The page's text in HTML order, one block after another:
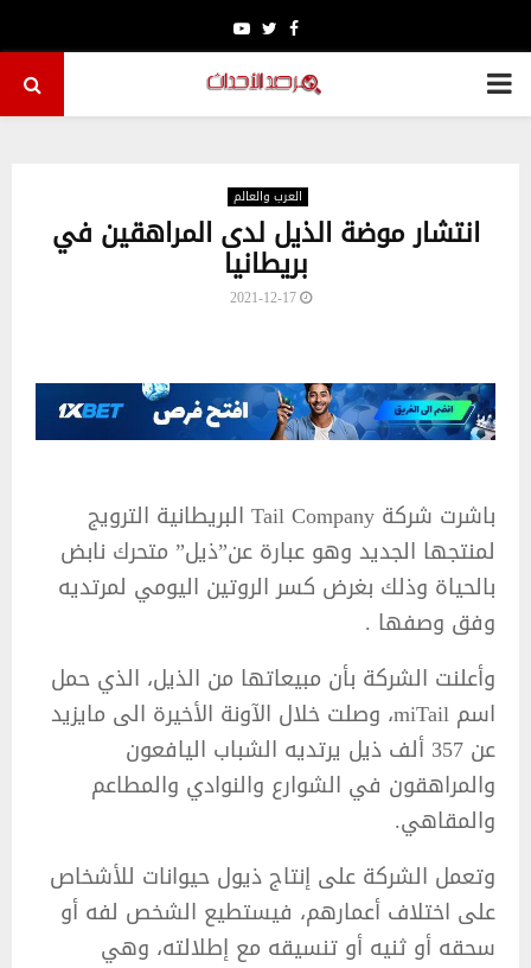
Facebook
Twitter
Youtube
PRIMARY
العرب والعالم
انتشار موضة الذيل لدى المراهقين في
بريطانيا
2021-12-17
باشرت شركة Tail Company البريطانية الترويج
لمنتجها الجديد وهو عبارة عن”ذيل” متحرك نابض
بالحياة وذلك بغرض كسر الروتين اليومي لمرتديه
وفق وصفها .
وأعلنت الشركة بأن مبيعاتها من الذيل، الذي حمل
اسم miTail، وصلت خلال الآونة الأخيرة الى مايزيد
عن 357 ألف ذيل يرتديه الشباب اليافعون
والمراهقون في الشوارع والنوادي والمطاعم
والمقاهي.
وتعمل الشركة على إنتاج ذيول حيوانات للأشخاص
على اختلاف أعمارهم، فيستطيع الشخص لفه أو
سحقه أو ثنيه أو تنسيقه مع إطلالته، وهي